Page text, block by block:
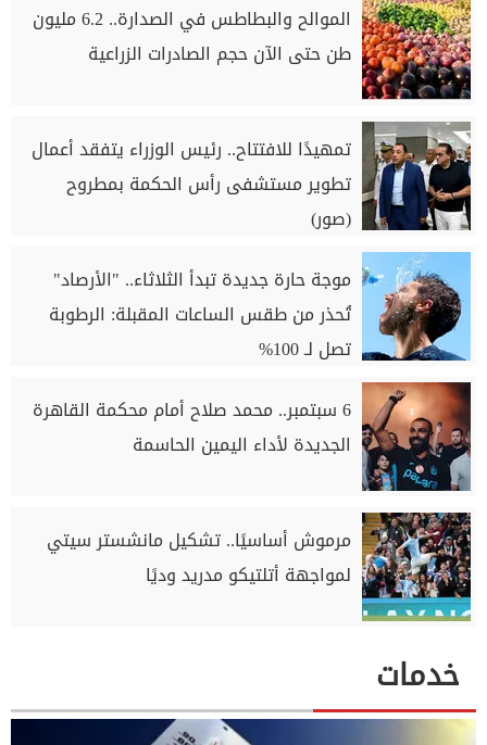
الموالح والبطاطس في الصدارة.. 6.2 مليون
طن حتى الآن حجم الصادرات الزراعية
تمهيدًا للافتتاح.. رئيس الوزراء يتفقد أعمال
تطوير مستشفى رأس الحكمة بمطروح
(صور)
موجة حارة جديدة تبدأ الثلاثاء.. "الأرصاد"
تُحذر من طقس الساعات المقبلة: الرطوبة
تصل لـ 100%
6 سبتمبر.. محمد صلاح أمام محكمة القاهرة
الجديدة لأداء اليمين الحاسمة
مرموش أساسيًا.. تشكيل مانشستر سيتي
لمواجهة أتلتيكو مدريد وديًا
خدمات